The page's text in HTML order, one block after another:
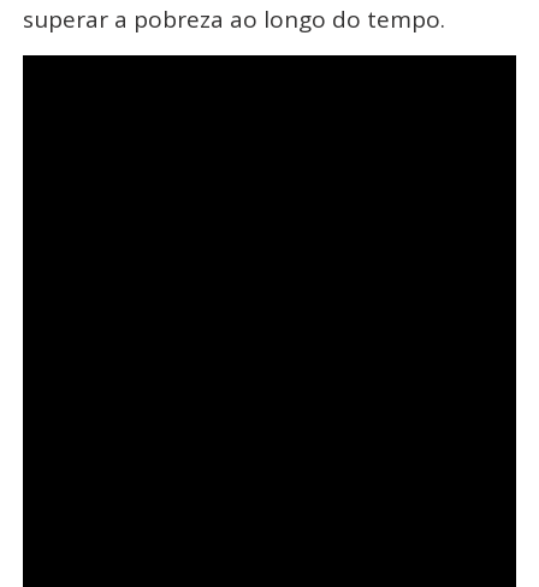
superar a pobreza ao longo do tempo.